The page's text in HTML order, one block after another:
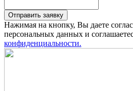
Отправить заявку
Нажимая на кнопку, Вы даете
персональных данных и
конфиденциальности.